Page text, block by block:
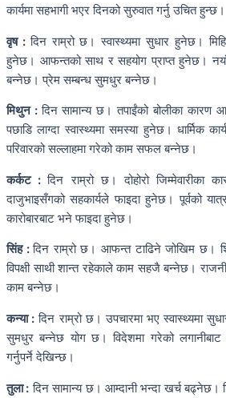
कार्यमा सहभागी भएर दिनको सुरुवात गर्नु उचित हुन्छ।
वृष :दिन राम्रो छ। स्वास्थ्यमा सुधार हुनेछ।
हुनेछ। आफन्तको साथ र सहयोग प्राप्त हुनेछ।
बन्नेछ। प्रेम सम्बन्ध सुमधुर बन्नेछ।
मिथुन :दिन सामान्य छ। तपाईंको बोलीका कारण
पछाडि लाग्दा स्वास्थ्यमा समस्या हुनेछ। धार्मिक
परिवारको सल्लाहमा गरेको काम सफल बन्नेछ।
कर्कट :दिन राम्रो छ। दोहोरो जिम्मेवारीका
दाजुभाइसँगको सहकार्यले फाइदा हुनेछ। पूर्वको
कारोबारबाट भने फाइदा हुनेछ।
सिंह :दिन राम्रो छ। आफन्त टाढिने जोखिम छ।
विपक्षी साथी शान्त रहेकाले काम सहजै बन्नेछ।
काम बन्नेछ।
कन्या : दिन राम्रो छ। उपचारमा भए स्वास्थ्यमा
सुमधुर बन्नेछ योग छ। विदेशमा गरेको लगानीबाट
गर्नुपर्ने देखिन्छ।
तुला : दिन सामान्य छ। आम्दानी भन्दा खर्च बढ्नेछ।